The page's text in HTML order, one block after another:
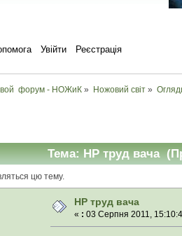
Увійти Реєстрація
форум - НОЖиК » Ножовий світ »
Тема: НР труд вача
цю тему.
НР труд вача
« : 03 Серпня 2011,